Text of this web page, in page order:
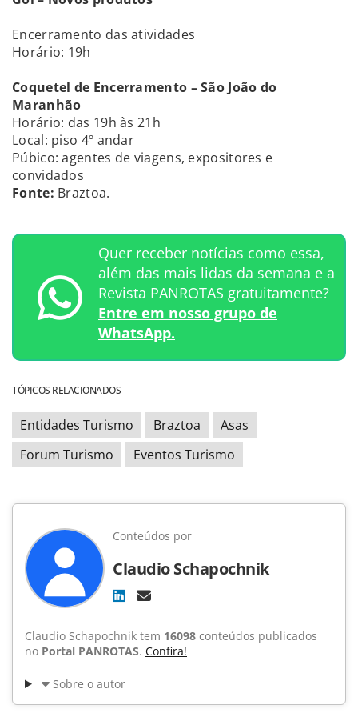
Encerramento das atividades
Horário: 19h
Coquetel de Encerramento – São João do
Maranhão
Horário: das 19h às 21h
Local: piso 4º andar
Púbico: agentes de viagens, expositores e
convidados
Fonte: Braztoa.
Quer receber notícias como essa,
além das mais lidas da semana e a
Revista PANROTAS gratuitamente?
Entre em nosso grupo de
WhatsApp.
TÓPICOS RELACIONADOS
Entidades Turismo Braztoa
Asas
Forum Turismo
Eventos Turismo
Conteúdos por
Claudio Schapochnik
Claudio Schapochnik tem 16098 conteúdos publicados
no Portal PANROTAS. Confira!
Sobre o autor